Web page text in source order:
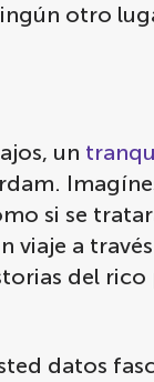
otro
un
si se
a
del rico
datos